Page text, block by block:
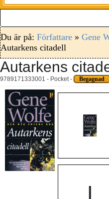
Du är på: Författare » Gene
Autarkens citadell
Autarkens
9789171333001 - Pocket - Begagnad